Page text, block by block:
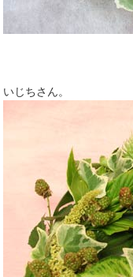
いじちさん。